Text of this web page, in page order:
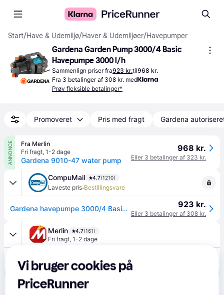
Start/Have & Udemiljø/Haver & Udemiljøer/Havepumper
Gardena Garden Pump 3000/4 Basic
Havepumpe 3000 l/h
Sammenlign priser fra923 kr.til968 kr.
Fra 3 betalinger af 308 kr. med
Prøv fleksible betalinger*
Promoveret Pris med fragt Gardena
ANNONCE
Fra Merlin
Fri fragt, 1-2 dage
Gardena 9010-47 water pump
968 kr.
Eller 3 betalinger af 323 kr.
CompuMail 4.7(1210)
Laveste pris·Bestillingsvare
Gardena havepumpe 3000/4 Basic --> På vej ind, levering hos dig 14-08-2026 923 kr.
Eller 3 betalinger af 308 kr.
Merlin 4.7(161)
Fri fragt, 1-2 dage
Gardena 9010-47 water pump
Eller 3 betalinger af 323 kr.
happii.dk 4.7
33 kr. fragt ,1-2 dage
Vi bruger cookies på
PriceRunner